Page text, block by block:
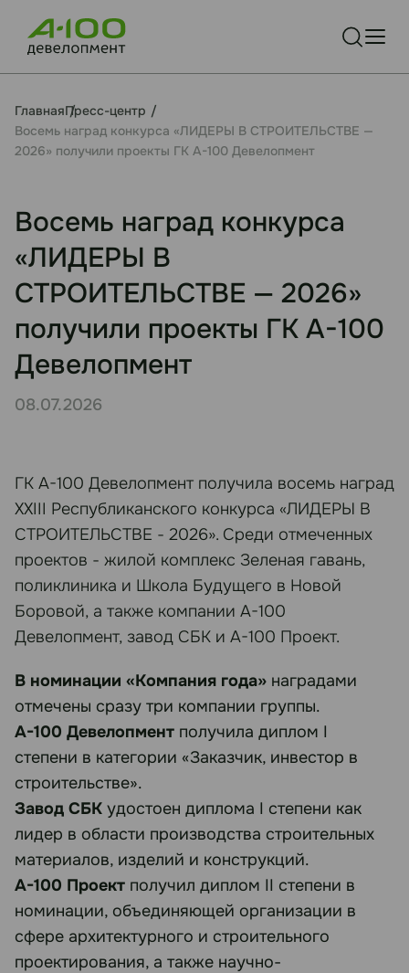
ГлавнаяПресс-центр
Восемь наград конкурса «ЛИДЕРЫ В СТРОИТЕЛЬСТВЕ —
2026» получили проекты ГК А-100 Девелопмент
Восемь наград конкурса
«ЛИДЕРЫ В
СТРОИТЕЛЬСТВЕ — 2026»
получили проекты ГК А-100
Девелопмент
08.07.2026
ГК А-100 Девелопмент получила восемь наград
XXIII Республиканского конкурса «ЛИДЕРЫ В
СТРОИТЕЛЬСТВЕ - 2026». Среди отмеченных
проектов - жилой комплекс Зеленая гавань,
поликлиника и Школа Будущего в Новой
Боровой, а также компании А-100
Девелопмент, завод СБК и А-100 Проект.
В номинации «Компания года» наградами
отмечены сразу три компании группы.
А-100 Девелопмент получила диплом I
степени в категории «Заказчик, инвестор в
строительстве».
Завод СБК удостоен диплома I степени как
лидер в области производства строительных
материалов, изделий и конструкций.
А-100 Проект получил диплом II степени в
номинации, объединяющей организации в
сфере архитектурного и строительного
проектирования, а также научно-